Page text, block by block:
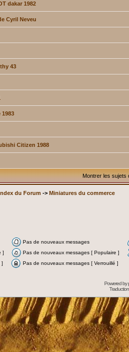
dakar 1982
Cyril Neveu
43
1983
Citizen 1988
Montrer les sujets
du Forum -> Miniatures du commerce
Pas de nouveaux messages
]
Pas de nouveaux messages [ Populaire ]
]
Pas de nouveaux messages [ Verrouillé ]
Powered by